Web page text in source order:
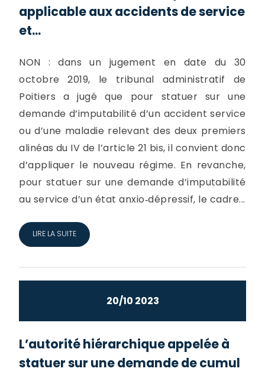
applicable aux accidents de service
et...
NON : dans un jugement en date du 30
octobre 2019, le tribunal administratif de
Poitiers a jugé que pour statuer sur une
demande d’imputabilité d’un accident service
ou d’une maladie relevant des deux premiers
alinéas du IV de l’article 21 bis, il convient donc
d’appliquer le nouveau régime. En revanche,
pour statuer sur une demande d’imputabilité
au service d’un état anxio‐dépressif, le cadre...
LIRE LA SUITE
20/10 2023
L’autorité hiérarchique appelée à
statuer sur une demande de cumul